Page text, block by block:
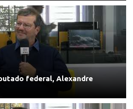
federal, Alexandre